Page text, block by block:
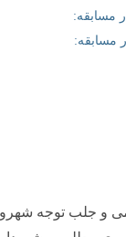
مسابقه:
مسابقه:
و جلب توجه